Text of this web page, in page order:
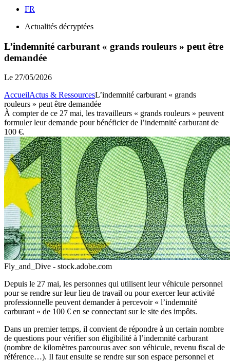
FR
Actualités décryptées
L’indemnité carburant « grands rouleurs » peut être
demandée
Le 27/05/2026
AccueilActus & RessourcesL’indemnité carburant « grands
rouleurs » peut être demandée
À compter de ce 27 mai, les travailleurs « grands rouleurs » peuvent
formuler leur demande pour bénéficier de l’indemnité carburant de
100 €.
Fly_and_Dive - stock.adobe.com
Depuis le 27 mai, les personnes qui utilisent leur véhicule personnel
pour se rendre sur leur lieu de travail ou pour exercer leur activité
professionnelle peuvent demander à percevoir « l’indemnité
carburant » de 100 € en se connectant surle site des impôts.
Dans un premier temps, il convient de répondre à un certain nombre
de questions pour vérifier son éligibilité à l’indemnité carburant
(nombre de kilomètres parcourus avec son véhicule, revenu fiscal de
référence…). Il faut ensuite se rendre sur son espace personnel et